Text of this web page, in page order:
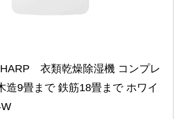
　衣類乾燥除湿機 コンプレ
造9畳まで 鉄筋18畳まで ホワイ